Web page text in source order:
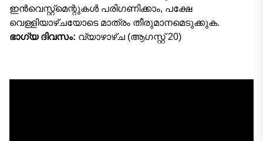
ഇൻവെസ്റ്റ്മെന്റുകൾ പരിഗണിക്കാം, പക്ഷേ
വെള്ളിയാഴ്ചയോടെ മാത്രം തീരുമാനമെടുക്കുക.
ഭാഗ്യ ദിവസം: വ്യാഴാഴ്ച (ആഗസ്റ്റ് 20)